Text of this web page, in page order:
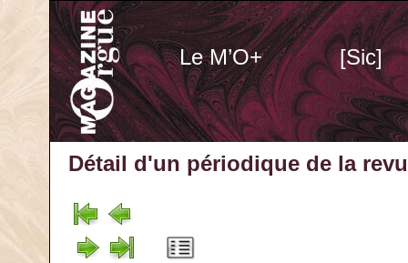
Le M’O+ [Sic]
Détail d'un périodique de la